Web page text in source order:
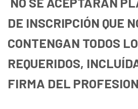
DE INSCRIPCIÓN QUE
CONTENGAN TODOS
REQUERIDOS,
FIRMA DEL